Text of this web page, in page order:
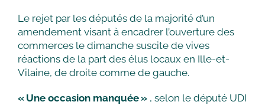
Le rejet par les députés de la majorité d’un
amendement visant à encadrer l’ouverture des
commerces le dimanche suscite de vives
réactions de la part des élus locaux en Ille-et-
Vilaine, de droite comme de gauche.
« Une occasion manquée » , selon le député UDI